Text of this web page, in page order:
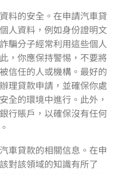
料的安全。在申請汽車貸
人資料，例如身份證明文
騙分子經常利用這些個人
，你應保持警惕，不要將
信任的人或機構。最好的
理貸款申請，並確保你處
全的環境中進行。此外，
行賬戶，以確保沒有任何
車貸款的相關信息。在申
對該領域的知識有所了